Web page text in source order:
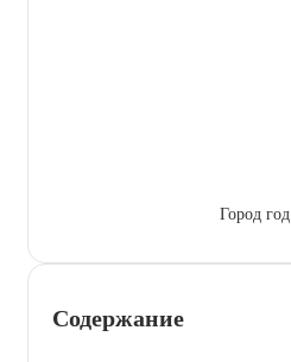
Город год
Содержание